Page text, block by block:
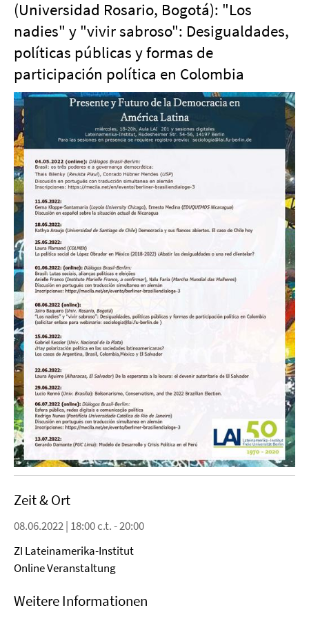
(Universidad Rosario, Bogotá): "Los
nadies" y "vivir sabroso": Desigualdades,
políticas públicas y formas de
participación política en Colombia
Zeit & Ort
08.06.2022 | 18:00 c.t. - 20:00
ZI Lateinamerika-Institut
Online Veranstaltung
Weitere Informationen